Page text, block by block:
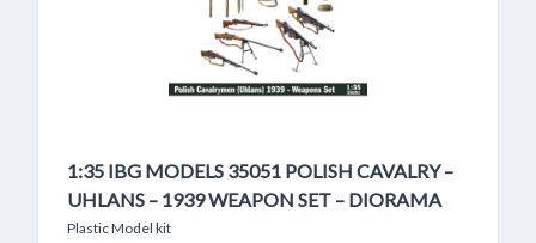
1:35 IBG MODELS 35051 POLISH CAVALRY –
UHLANS – 1939 WEAPON SET – DIORAMA
Plastic Model kit